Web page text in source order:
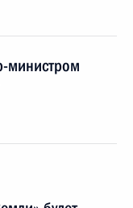
министром